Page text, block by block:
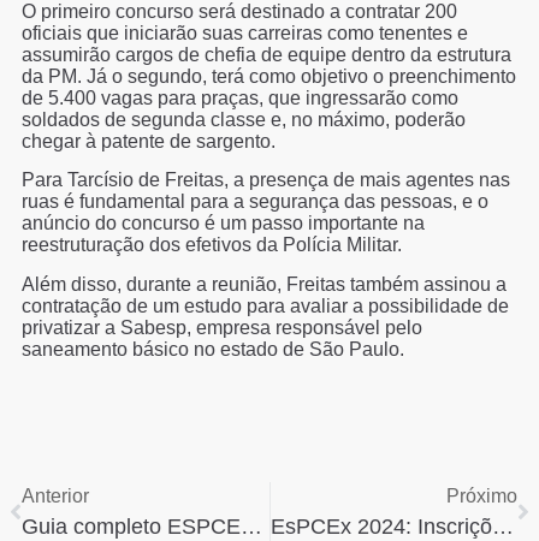
O primeiro concurso será destinado a contratar 200
oficiais que iniciarão suas carreiras como tenentes e
assumirão cargos de chefia de equipe dentro da estrutura
da PM. Já o segundo, terá como objetivo o preenchimento
de 5.400 vagas para praças, que ingressarão como
soldados de segunda classe e, no máximo, poderão
chegar à patente de sargento.
Para Tarcísio de Freitas, a presença de mais agentes nas
ruas é fundamental para a segurança das pessoas, e o
anúncio do concurso é um passo importante na
reestruturação dos efetivos da Polícia Militar.
Além disso, durante a reunião, Freitas também assinou a
contratação de um estudo para avaliar a possibilidade de
privatizar a Sabesp, empresa responsável pelo
saneamento básico no estado de São Paulo.
Anterior
Guia completo ESPCEX ( O QUE É, COMO FUNCIONA )
Próximo
EsPCEx 2024: Inscrições abertas